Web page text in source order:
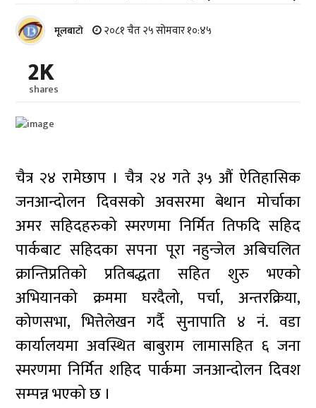
मूलबाटाे २०८१ चैत २५ सोमवार १०:४५
2K
shares
चैत्र २४ रामेछाप । चैत्र २४ गते ३५ औं ऐतिहासिक
जनआन्दोलन दिवसको अवसरमा बेथान मोर्चाका
अमर सहिदहरुको स्मरणमा निर्मित तिफदि सहिद
पार्कबाट सहिदका सपना पूरा नहुन्जेल अबिचलित
क्रान्तिप्रतिको प्रतिबद्धता सहित शुरु भएको
अभियानको क्रममा घरदैलो, पर्चा, अन्तरक्रिया,
कोणसभा, भित्तेलेखन गर्दै सुनापाति ४ नं. वडा
कार्यालयमा अवस्थित बाबुराम लामासहित ६ जना
स्मरणमा निर्मित शहिद पार्कमा जनआन्दोलन दिवश
सम्पन्न भएको छ ।